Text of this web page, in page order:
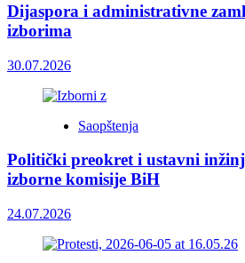
Dijaspora i administrativne
izborima
30.07.2026
Saopštenja
Politički preokret i ustavni
izborne komisije BiH
24.07.2026